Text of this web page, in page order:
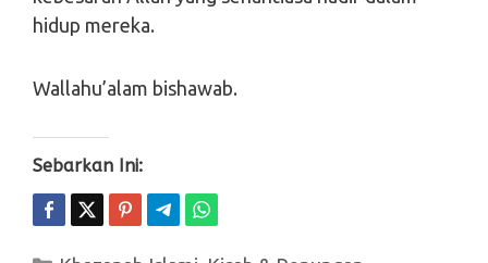
hidup mereka.
Wallahu’alam bishawab.
Sebarkan Ini: